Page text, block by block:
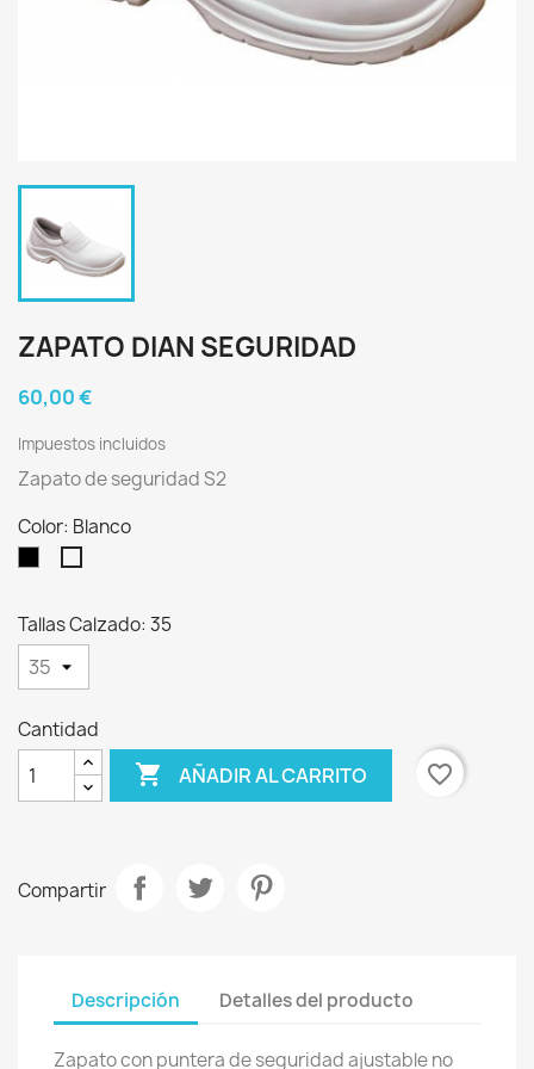
ZAPATO DIAN SEGURIDAD
60,00 €
Impuestos incluidos
Zapato de seguridad S2
Color: Blanco
Tallas Calzado: 35
Cantidad
 AÑADIR AL CARRITO favorite_border
Compartir
Descripción Detalles del producto
Zapato con puntera de seguridad ajustable no